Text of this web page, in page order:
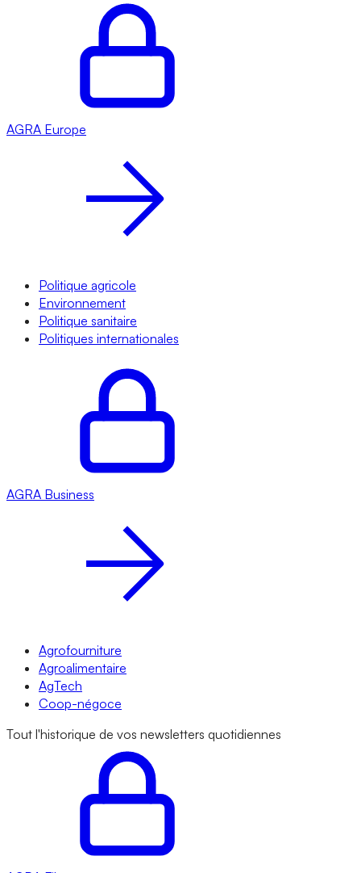
AGRA Europe
Politique agricole
Environnement
Politique sanitaire
Politiques internationales
AGRA Business
Agrofourniture
Agroalimentaire
AgTech
Coop-négoce
Tout l'historique de vos newsletters quotidiennes